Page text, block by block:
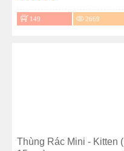
149 2669
Thùng Rác Mini - Kitten (